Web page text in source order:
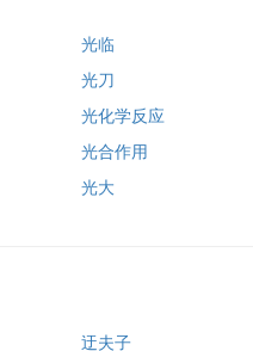
光临
光刀
光化学反应
光合作用
光大
迂夫子